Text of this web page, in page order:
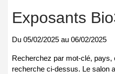
Exposants
Du 05/02/2025 au 06/02/2025